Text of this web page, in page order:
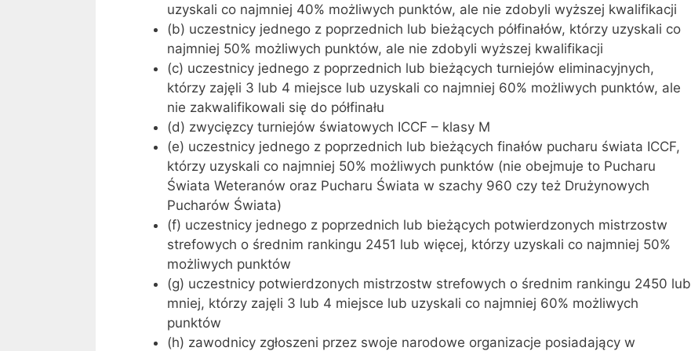
uzyskali co najmniej 40% możliwych punktów, ale nie zdobyli wyższej kwalifikacji
(b) uczestnicy jednego z poprzednich lub bieżących półfinałów, którzy uzyskali co
najmniej 50% możliwych punktów, ale nie zdobyli wyższej kwalifikacji
(c) uczestnicy jednego z poprzednich lub bieżących turniejów eliminacyjnych,
którzy zajęli 3 lub 4 miejsce lub uzyskali co najmniej 60% możliwych punktów, ale
nie zakwalifikowali się do półfinału
(d) zwycięzcy turniejów światowych ICCF – klasy M
(e) uczestnicy jednego z poprzednich lub bieżących finałów pucharu świata ICCF,
którzy uzyskali co najmniej 50% możliwych punktów (nie obejmuje to Pucharu
Świata Weteranów oraz Pucharu Świata w szachy 960 czy też Drużynowych
Pucharów Świata)
(f) uczestnicy jednego z poprzednich lub bieżących potwierdzonych mistrzostw
strefowych o średnim rankingu 2451 lub więcej, którzy uzyskali co najmniej 50%
możliwych punktów
(g) uczestnicy potwierdzonych mistrzostw strefowych o średnim rankingu 2450 lub
mniej, którzy zajęli 3 lub 4 miejsce lub uzyskali co najmniej 60% możliwych
punktów
(h) zawodnicy zgłoszeni przez swoje narodowe organizacje posiadający w